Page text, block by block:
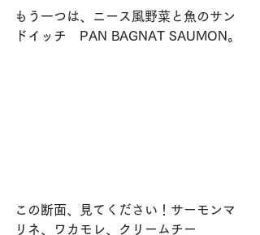
もう一つは、ニース風野菜と魚のサン
ドイッチ　PAN BAGNAT SAUMON。
この断面、見てください！サーモンマ
リネ、ワカモレ、クリームチー